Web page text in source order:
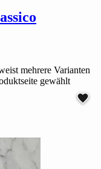
mehrere Varianten
gewählt